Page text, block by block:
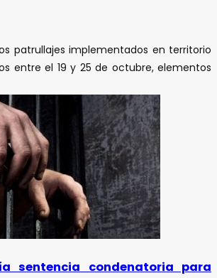
patrullajes implementados en territorio
entre el 19 y 25 de octubre, elementos
sentencia condenatoria para